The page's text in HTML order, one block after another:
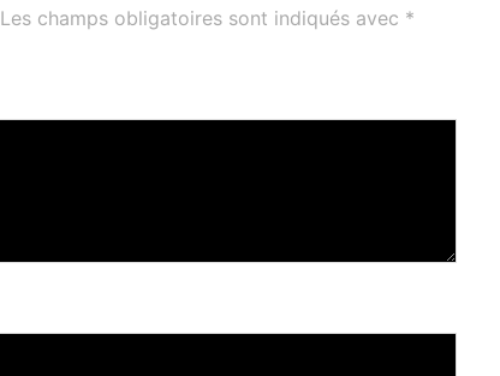
Les champs obligatoires sont indiqués avec *